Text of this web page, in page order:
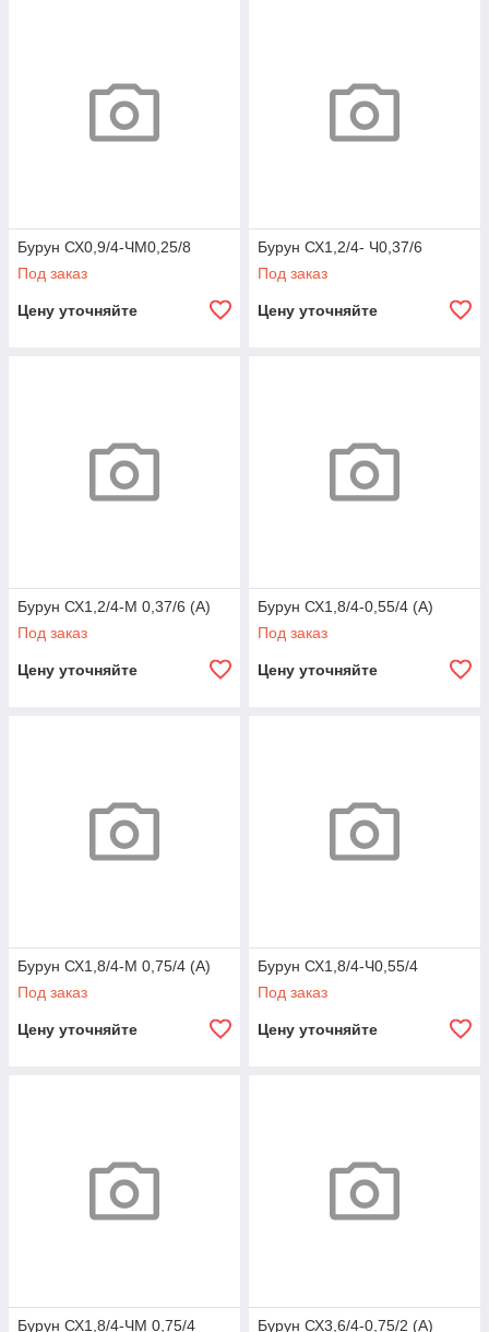
Бурун СХ0,9/4-ЧМ0,25/8
Под заказ
Цену уточняйте
Бурун СХ1,2/4- Ч0,37/6
Под заказ
Цену уточняйте
Бурун СХ1,2/4-М 0,37/6 (А)
Под заказ
Цену уточняйте
Бурун СХ1,8/4-0,55/4 (А)
Под заказ
Цену уточняйте
Бурун СХ1,8/4-М 0,75/4 (А)
Под заказ
Цену уточняйте
Бурун СХ1,8/4-Ч0,55/4
Под заказ
Цену уточняйте
Бурун СХ1,8/4-ЧМ 0,75/4 Бурун СХ3,6/4-0,75/2 (А)